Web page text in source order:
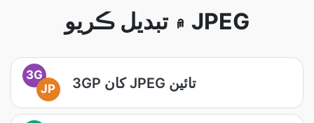
۾ تبديل ڪريو JPEG
3G
JP
3GP کان JPEG تائين